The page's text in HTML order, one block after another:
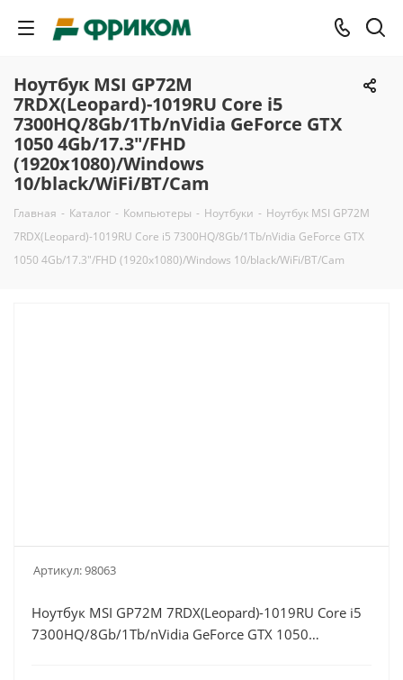
Ноутбук MSI GP72M
7RDX(Leopard)-1019RU Core i5
7300HQ/8Gb/1Tb/nVidia GeForce GTX
1050 4Gb/17.3"/FHD
(1920x1080)/Windows
10/black/WiFi/BT/Cam
Главная - Каталог - Компьютеры - Ноутбуки - Ноутбук MSI GP72M
7RDX(Leopard)-1019RU Core i5 7300HQ/8Gb/1Tb/nVidia GeForce GTX
1050 4Gb/17.3"/FHD (1920x1080)/Windows 10/black/WiFi/BT/Cam
Артикул:98063
Ноутбук MSI GP72M 7RDX(Leopard)-1019RU Core i5
7300HQ/8Gb/1Tb/nVidia GeForce GTX 1050